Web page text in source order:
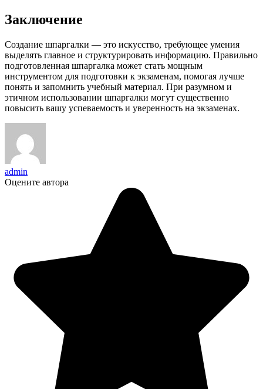
Заключение
Создание шпаргалки — это искусство, требующее умения
выделять главное и структурировать информацию. Правильно
подготовленная шпаргалка может стать мощным
инструментом для подготовки к экзаменам, помогая лучше
понять и запомнить учебный материал. При разумном и
этичном использовании шпаргалки могут существенно
повысить вашу успеваемость и уверенность на экзаменах.
admin
Оцените автора